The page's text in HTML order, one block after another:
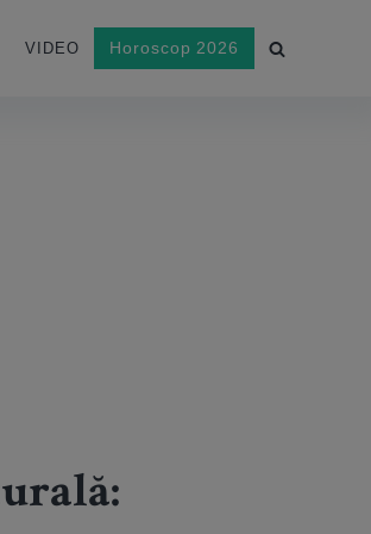
VIDEO Horoscop 2026